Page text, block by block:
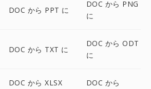
DOC から PPT に
DOC から PNG
に
DOC から TXT に
DOC から ODT
に
DOC から XLSX
DOC から